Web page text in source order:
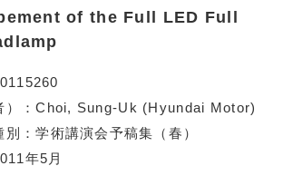
of the Full LED Full
Choi, Sung-Uk (Hyundai Motor)
学術講演会予稿集（春）
年5月